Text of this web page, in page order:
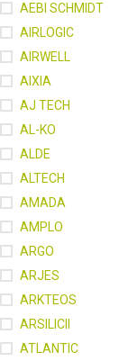
AEBI SCHMIDT
AIRLOGIC
AIRWELL
AIXIA
AJ TECH
AL-KO
ALDE
ALTECH
AMADA
AMPLO
ARGO
ARJES
ARKTEOS
ARSILICII
ATLANTIC